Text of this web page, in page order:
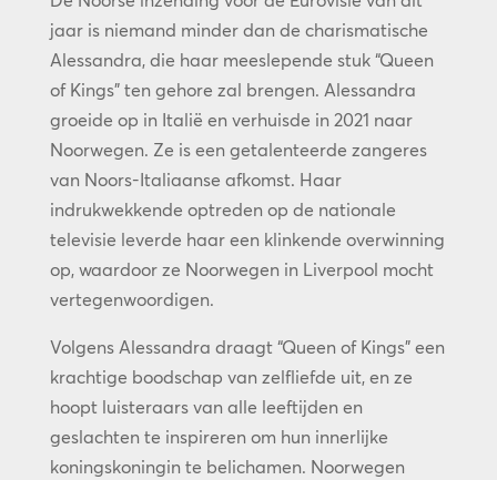
jaar is niemand minder dan de charismatische
Alessandra, die haar meeslepende stuk “Queen
of Kings” ten gehore zal brengen. Alessandra
groeide op in Italië en verhuisde in 2021 naar
Noorwegen. Ze is een getalenteerde zangeres
van Noors-Italiaanse afkomst. Haar
indrukwekkende optreden op de nationale
televisie leverde haar een klinkende overwinning
op, waardoor ze Noorwegen in Liverpool mocht
vertegenwoordigen.
Volgens Alessandra draagt “Queen of Kings” een
krachtige boodschap van zelfliefde uit, en ze
hoopt luisteraars van alle leeftijden en
geslachten te inspireren om hun innerlijke
koningskoningin te belichamen. Noorwegen